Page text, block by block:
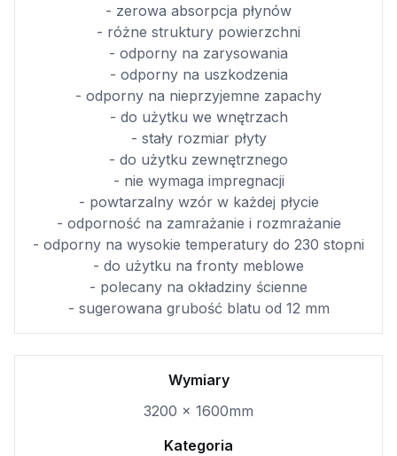
- zerowa absorpcja płynów
- różne struktury powierzchni
- odporny na zarysowania
- odporny na uszkodzenia
- odporny na nieprzyjemne zapachy
- do użytku we wnętrzach
- stały rozmiar płyty
- do użytku zewnętrznego
- nie wymaga impregnacji
- powtarzalny wzór w każdej płycie
- odporność na zamrażanie i rozmrażanie
- odporny na wysokie temperatury do 230 stopni
- do użytku na fronty meblowe
- polecany na okładziny ścienne
- sugerowana grubość blatu od 12 mm
Wymiary
3200 x 1600mm
Kategoria